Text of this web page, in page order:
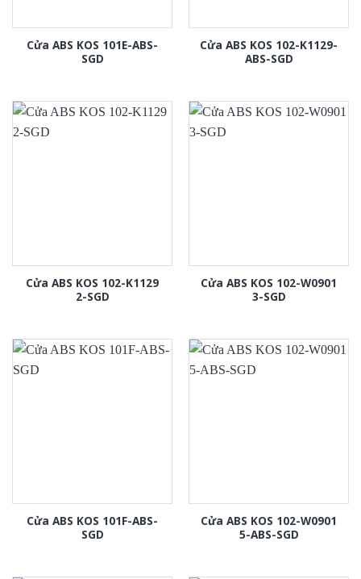
Cửa ABS KOS 101E-ABS-
SGD
Cửa ABS KOS 102-K1129-
ABS-SGD
Cửa ABS KOS 102-K1129
2-SGD
Cửa ABS KOS 102-W0901
3-SGD
Cửa ABS KOS 101F-ABS-
SGD
Cửa ABS KOS 102-W0901
5-ABS-SGD